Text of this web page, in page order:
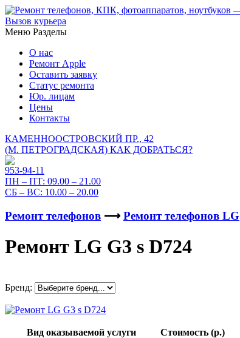
Вызов курьера
Меню Разделы
О нас
Ремонт Apple
Оставить заявку
Статус ремонта
Юр. лицам
Цены
Контакты
КАМЕННООСТРОВСКИЙ ПР., 42
(М. ПЕТРОГРАДСКАЯ) КАК ДОБРАТЬСЯ?
953-94-11
ПН – ПТ: 09.00 – 21.00
СБ – ВС: 10.00 – 20.00
Ремонт телефонов ⟶ Ремонт телефонов LG
Ремонт LG G3 s D724
Бренд:
Вид оказываемой услуги
Стоимость (р.)